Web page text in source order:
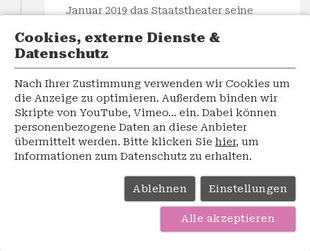
Januar 2019 das Staatstheater seine
beeindruckenden Kulisse des
01/2019
Sanierungsarbeiten am
Großen Haus starten
Mit der Baubeginnsanzeige vom 1.
Januar 2019 starten nun offiziell die
Sanierungsarbeiten des Großen Hauses.
Cookies, externe Dienste &
Datenschutz
Nach Ihrer Zustimmung verwenden wir Cookies um
die Anzeige zu optimieren. Außerdem binden wir
Skripte von YouTube, Vimeo... ein. Dabei können
personenbezogene Daten an diese Anbieter
übermittelt werden. Bitte klicken Sie hier, um
Informationen zum Datenschutz zu erhalten.
Ablehnen Einstellungen
Alle akzeptieren